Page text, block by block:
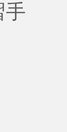
手